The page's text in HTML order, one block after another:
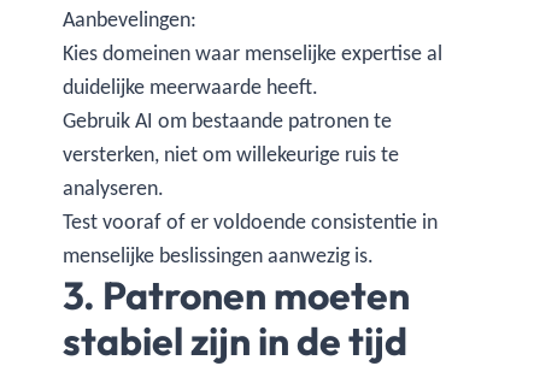
Aanbevelingen:
Kies domeinen waar menselijke expertise al
duidelijke meerwaarde heeft.
Gebruik AI om bestaande patronen te
versterken, niet om willekeurige ruis te
analyseren.
Test vooraf of er voldoende consistentie in
menselijke beslissingen aanwezig is.
3. Patronen moeten
stabiel zijn in de tijd